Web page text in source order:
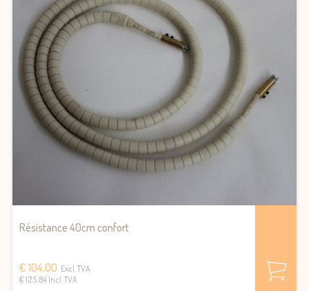
Résistance 40cm confort
€ 104,00 Excl. TVA
€ 125.84 Incl. TVA